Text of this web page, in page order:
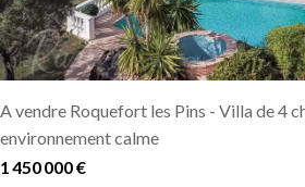
A vendre Roquefort les Pins - Villa de 4
environnement calme
1 450 000 €